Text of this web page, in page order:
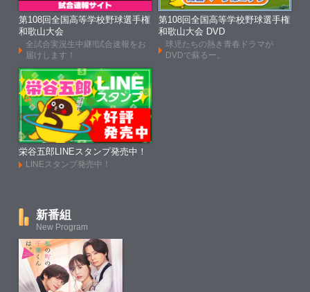
第108回全国高等学校野球選手権
和歌山大会
全試合実況生中継!!試合速報をお
届けします！
第108回全国高等学校野球選手権
和歌山大会 DVD
球児たちの熱き青春ドラマが
DVDで蘇るー。
栄谷五郎LINEスタンプ発売中！
LINEスタンプ発売中！
新番組
New Program